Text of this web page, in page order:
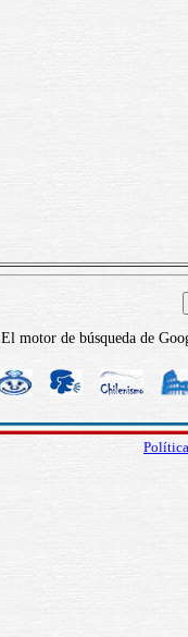
El motor de búsqueda de